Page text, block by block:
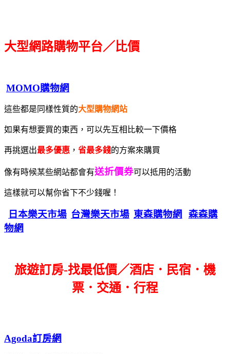
大型網路購物平台／比價
MOMO購物網
這些都是同樣性質的大型購物網站
如果有想要買的東西，可以先互相比較一下價格
再挑選出最多優惠 ， 省最多錢的方案來購買
像有時候某些網站都會有送折價券可以抵用的活動
這樣就可以幫你省下不少錢喔！
日本樂天市場 台灣樂天市場 東森購物網
森森購
物網
旅遊訂房-找最低價／酒店．民宿．機
票．交通．行程
Agoda訂房網